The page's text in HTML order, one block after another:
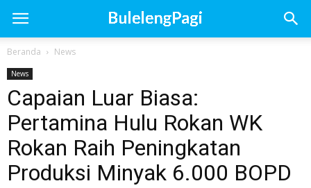
Beranda News
News
Capaian Luar Biasa:
Pertamina Hulu Rokan WK
Rokan Raih Peningkatan
Produksi Minyak 6.000 BOPD